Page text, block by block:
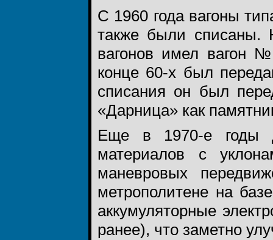
С 1960 года вагоны
также были списаны.
вагонов имел вагон
конце 60-х был
списания он был
«Дарница» как
Еще в 1970-е годы
материалов с
маневровых
метрополитене на
аккумуляторные
ранее), что заметно